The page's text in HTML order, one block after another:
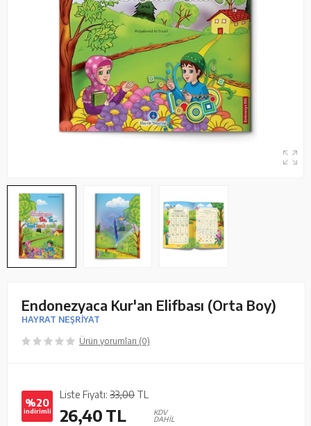
Endonezyaca Kur'an Elifbası (Orta Boy)
HAYRAT NEŞRİYAT
Ürün yorumları (0)
%20
indirimli
Liste Fiyatı: 33,00 TL
26,40TL
KDV
DAHİL